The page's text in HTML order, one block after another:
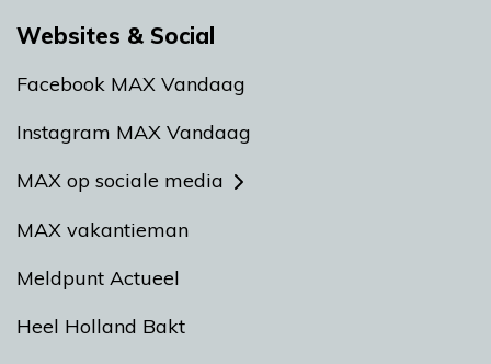
Websites & Social
Facebook MAX Vandaag
Instagram MAX Vandaag
MAX op sociale media
MAX vakantieman
Meldpunt Actueel
Heel Holland Bakt